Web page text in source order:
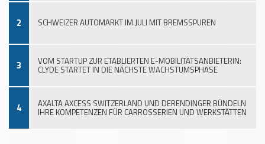
2 SCHWEIZER AUTOMARKT IM JULI MIT BREMSSPUREN
3 VOM STARTUP ZUR ETABLIERTEN E-MOBILITÄTSANBIETERIN:
CLYDE STARTET IN DIE NÄCHSTE WACHSTUMSPHASE
4 AXALTA AXCESS SWITZERLAND UND DERENDINGER BÜNDELN
IHRE KOMPETENZEN FÜR CARROSSERIEN UND WERKSTÄTTEN